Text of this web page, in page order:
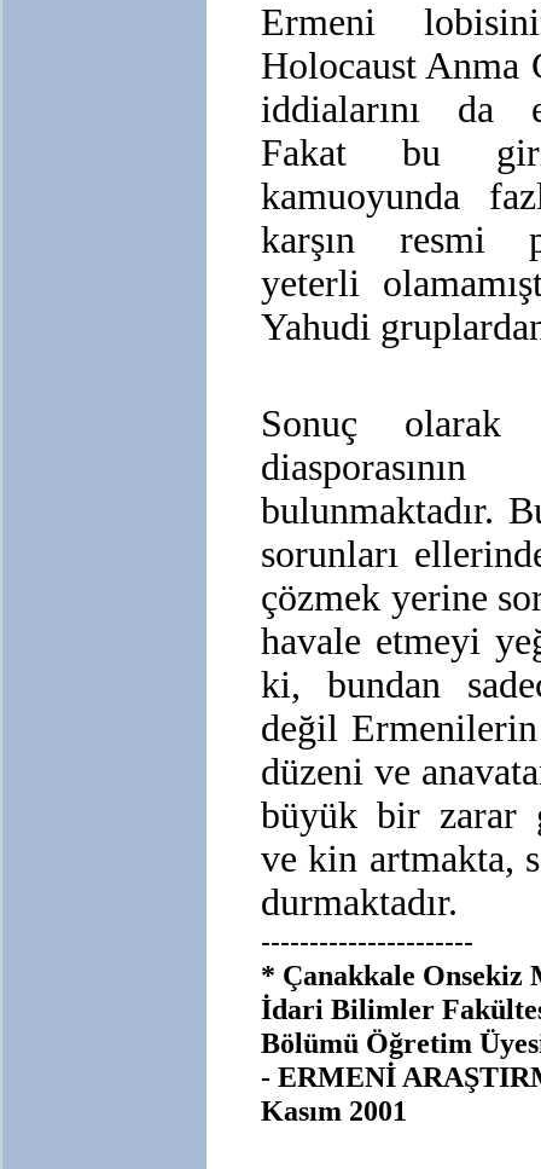
Ermeni
Holocaust Anma
iddialarını da
Fakat bu
kamuoyunda
karşın resmi
yeterli
Yahudi
Sonuç olarak
bulunmaktadır.
sorunları
çözmek yerine
havale etmeyi
ki, bundan
değil
düzeni ve
büyük bir zarar
ve kin artmakta,
durmaktadır.
----------------------
* Çanakkale Onsekiz
İdari Bilimler
Bölümü Öğretim
- ERMENİ
Kasım 2001